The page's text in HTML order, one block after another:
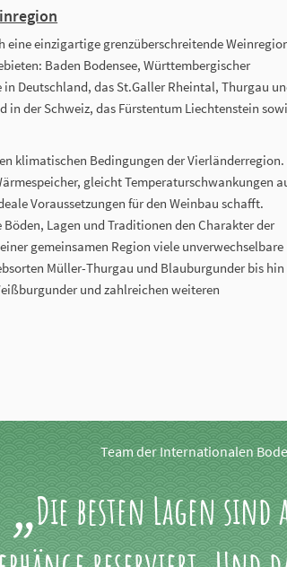
eine einzigartige grenzüberschreitende
Baden Bodensee, Württembergischer
in Deutschland, das St.Galler Rheintal, Thurgau
in der Schweiz, das Fürstentum Liechtenstein
klimatischen Bedingungen der Vierländerregion.
gleicht Temperaturschwankungen
Voraussetzungen für den Weinbau schafft.
Lagen und Traditionen den Charakter der
gemeinsamen Region viele unverwechselbare
Müller-Thurgau und Blauburgunder bis hin
und zahlreichen weiteren
Team der Internationalen
Die besten Lagen